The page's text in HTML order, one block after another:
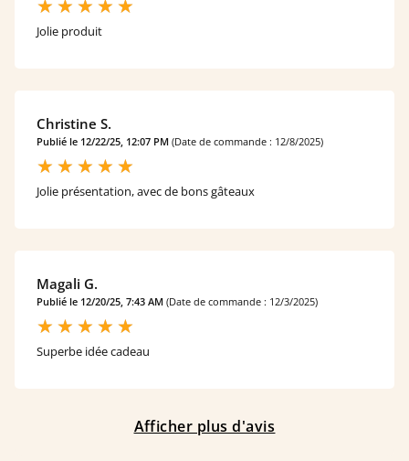
Jolie produit
Christine S.
Publié le 12/22/25, 12:07 PM (Date de commande : 12/8/2025)
Jolie présentation, avec de bons gâteaux
Magali G.
Publié le 12/20/25, 7:43 AM (Date de commande : 12/3/2025)
Superbe idée cadeau
Afficher plus d'avis